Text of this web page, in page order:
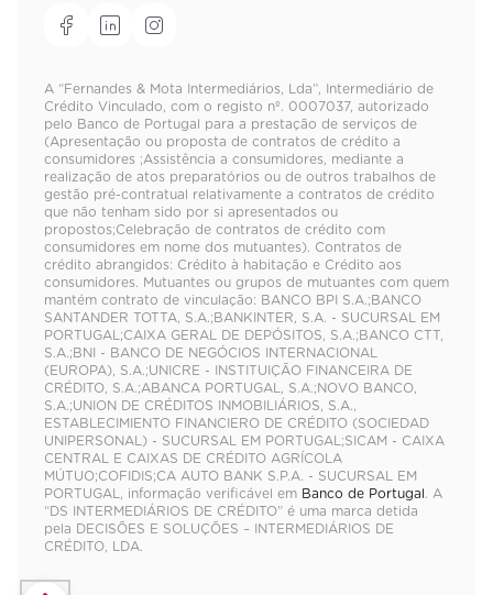
A “Fernandes & Mota Intermediários, Lda”, Intermediário de
Crédito Vinculado, com o registo nº. 0007037, autorizado
pelo Banco de Portugal para a prestação de serviços de
(Apresentação ou proposta de contratos de crédito a
consumidores ;Assistência a consumidores, mediante a
realização de atos preparatórios ou de outros trabalhos de
gestão pré-contratual relativamente a contratos de crédito
que não tenham sido por si apresentados ou
propostos;Celebração de contratos de crédito com
consumidores em nome dos mutuantes). Contratos de
crédito abrangidos: Crédito à habitação e Crédito aos
consumidores. Mutuantes ou grupos de mutuantes com quem
mantém contrato de vinculação: BANCO BPI S.A.;BANCO
SANTANDER TOTTA, S.A.;BANKINTER, S.A. - SUCURSAL EM
PORTUGAL;CAIXA GERAL DE DEPÓSITOS, S.A.;BANCO CTT,
S.A.;BNI - BANCO DE NEGÓCIOS INTERNACIONAL
(EUROPA), S.A.;UNICRE - INSTITUIÇÃO FINANCEIRA DE
CRÉDITO, S.A.;ABANCA PORTUGAL, S.A.;NOVO BANCO,
S.A.;UNION DE CRÉDITOS INMOBILIÁRIOS, S.A.,
ESTABLECIMIENTO FINANCIERO DE CRÉDITO (SOCIEDAD
UNIPERSONAL) - SUCURSAL EM PORTUGAL;SICAM - CAIXA
CENTRAL E CAIXAS DE CRÉDITO AGRÍCOLA
MÚTUO;COFIDIS;CA AUTO BANK S.P.A. - SUCURSAL EM
PORTUGAL, informação verificável em Banco de Portugal. A
“DS INTERMEDIÁRIOS DE CRÉDITO” é uma marca detida
pela DECISÕES E SOLUÇÕES – INTERMEDIÁRIOS DE
CRÉDITO, LDA.